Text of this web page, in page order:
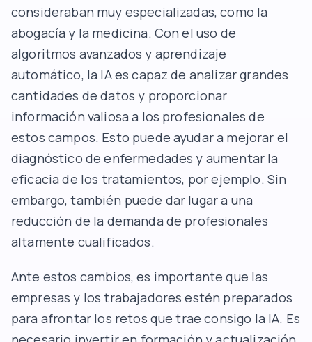
consideraban muy especializadas, como la
abogacía y la medicina. Con el uso de
algoritmos avanzados y aprendizaje
automático, la IA es capaz de analizar grandes
cantidades de datos y proporcionar
información valiosa a los profesionales de
estos campos. Esto puede ayudar a mejorar el
diagnóstico de enfermedades y aumentar la
eficacia de los tratamientos, por ejemplo. Sin
embargo, también puede dar lugar a una
reducción de la demanda de profesionales
altamente cualificados.
Ante estos cambios, es importante que las
empresas y los trabajadores estén preparados
para afrontar los retos que trae consigo la IA. Es